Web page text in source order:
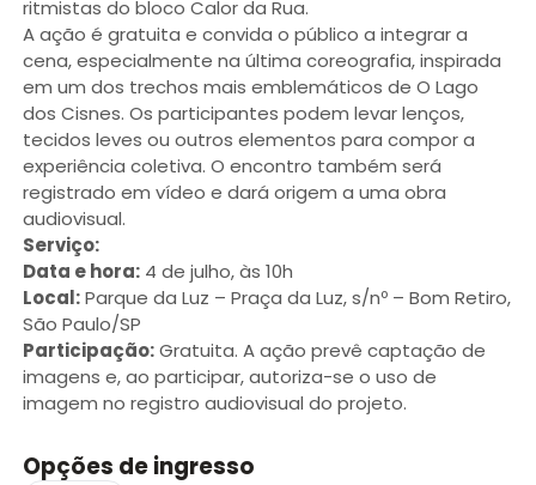
ritmistas do bloco Calor da Rua.
A ação é gratuita e convida o público a integrar a
cena, especialmente na última coreografia, inspirada
em um dos trechos mais emblemáticos de O Lago
dos Cisnes. Os participantes podem levar lenços,
tecidos leves ou outros elementos para compor a
experiência coletiva. O encontro também será
registrado em vídeo e dará origem a uma obra
audiovisual.
Serviço:
Data e hora:4 de julho, às 10h
Local:Parque da Luz – Praça da Luz, s/nº – Bom Retiro,
São Paulo/SP
Participação:Gratuita. A ação prevê captação de
imagens e, ao participar, autoriza-se o uso de
imagem no registro audiovisual do projeto.
Opções de ingresso